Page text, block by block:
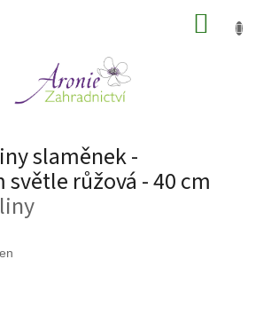
slaměnek -
růžová - 40 cm